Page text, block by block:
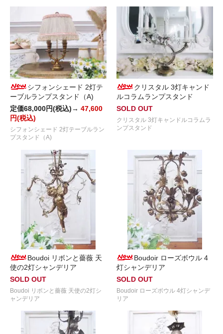
シフォンシェード 2灯テ
ーブルランプスタンド（A)
定価68,000円(税込)→ 47,600
円(税込)
シフォンシェード 2灯テーブルラン
プスタンド（A)
クリスタル 3灯キャンド
ルコラムランプスタンド
SOLD OUT
クリスタル 3灯キャンドルコラムラ
ンプスタンド
Boudoi リボンと薔薇 天
使の2灯シャンデリア
SOLD OUT
Boudoi リボンと薔薇 天使の2灯シ
ャンデリア
Boudoir ローズボウル 4
灯シャンデリア
SOLD OUT
Boudoir ローズボウル 4灯シャンデ
リア